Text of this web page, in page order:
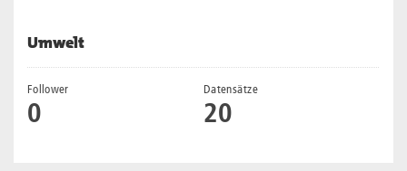
Umwelt
Follower
0
Datensätze
20